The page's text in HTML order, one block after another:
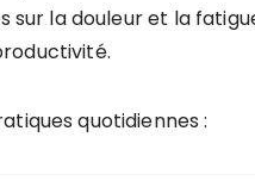
sur la douleur et la
quotidiennes :